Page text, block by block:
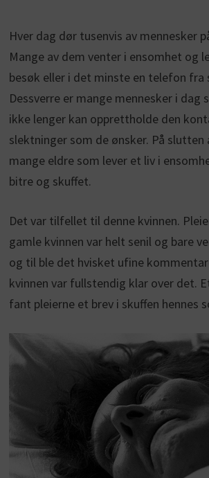
Hver dag dør tusenvis av mennesker
Mange av dem venter i ensomhet og
besøk eller i det minste en telefon fra
Dessverre er mange mennesker i
ikke lenger kan opprettholde den
slektninger som de ønsker. På slutten
mange eldre som lever et liv i
bitre og skuffet.
Det var tilfellet til denne kvinnen.
gamle kvinnen var helt senil og bare
og til ble det hvisket ufine
kvinnen var fullstendig klar over det.
fant pleierne et brev i skuffen hennes